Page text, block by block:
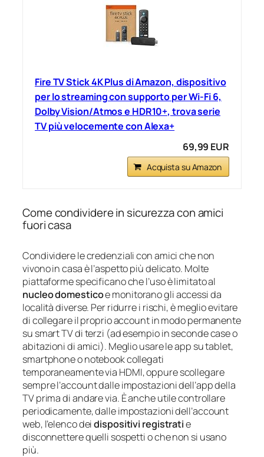
Fire TV Stick 4K Plus di Amazon, dispositivo
per lo streaming con supporto per Wi-Fi 6,
Dolby Vision/Atmos e HDR10+, trova serie
TV più velocemente con Alexa+
69,99 EUR
Acquista su Amazon
Come condividere in sicurezza con amici
fuori casa
Condividere le credenziali con amici che non
vivono in casa è l’aspetto più delicato. Molte
piattaforme specificano che l’uso è limitato al
nucleo domesticoe monitorano gli accessi da
località diverse. Per ridurre i rischi, è meglio evitare
di collegare il proprio account in modo permanente
su smart TV di terzi (ad esempio in seconde case o
abitazioni di amici). Meglio usare le app su tablet,
smartphone o notebook collegati
temporaneamente via HDMI, oppure scollegare
sempre l’account dalle impostazioni dell’app della
TV prima di andare via. È anche utile controllare
periodicamente, dalle impostazioni dell’account
web, l’elenco deidispositivi registratie
disconnettere quelli sospetti o che non si usano
più.